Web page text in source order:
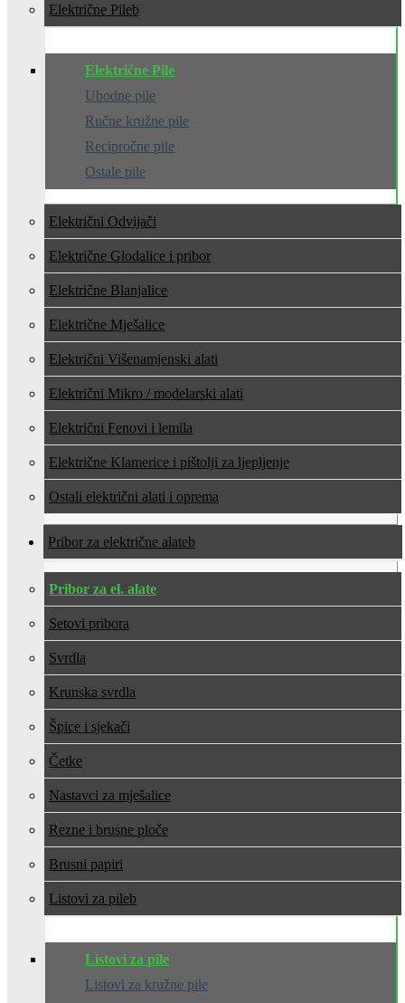
Električne Pile
Električne Pile
Ubodne pile
Ručne kružne pile
Recipročne pile
Ostale pile
Električni Odvijači
Električne Glodalice i pribor
Električne Blanjalice
Električne Mješalice
Električni Višenamjenski alati
Električni Mikro / modelarski alati
Električni Fenovi i lemila
Električne Klamerice i pištolji za ljepljenje
Ostali električni alati i oprema
Pribor za električne alate
Pribor za el. alate
Setovi pribora
Svrdla
Krunska svrdla
Špice i sjekači
Četke
Nastavci za mješalice
Rezne i brusne ploče
Brusni papiri
Listovi za pile
Listovi za pile
Listovi za kružne pile